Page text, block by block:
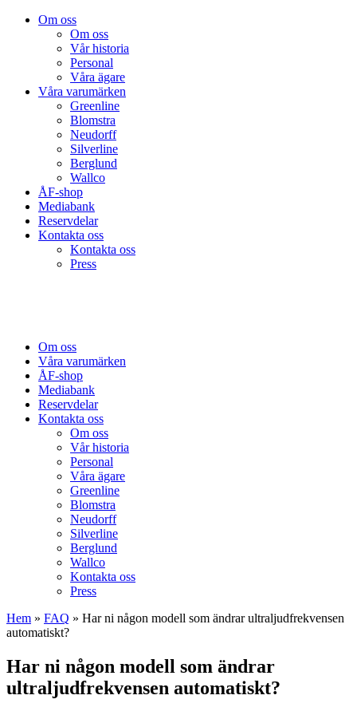
Om oss
Om oss
Vår historia
Personal
Våra ägare
Våra varumärken
Greenline
Blomstra
Neudorff
Silverline
Berglund
Wallco
ÅF-shop
Mediabank
Reservdelar
Kontakta oss
Kontakta oss
Press
Om oss
Våra varumärken
ÅF-shop
Mediabank
Reservdelar
Kontakta oss
Om oss
Vår historia
Personal
Våra ägare
Greenline
Blomstra
Neudorff
Silverline
Berglund
Wallco
Kontakta oss
Press
Hem » FAQ » Har ni någon modell som ändrar ultraljudfrekvensen
automatiskt?
Har ni någon modell som ändrar
ultraljudfrekvensen automatiskt?